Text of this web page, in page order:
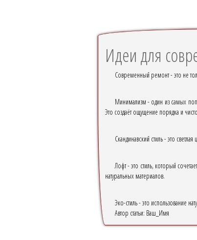
Идеи для
Современный ремонт - это не
Минимализм - один из самых
Это создаёт ощущение порядка и
Скандинавский стиль - это
Лофт - это стиль, который
натуральных материалов.
Эко-стиль - это использование
Автор статьи: Ваш_Имя